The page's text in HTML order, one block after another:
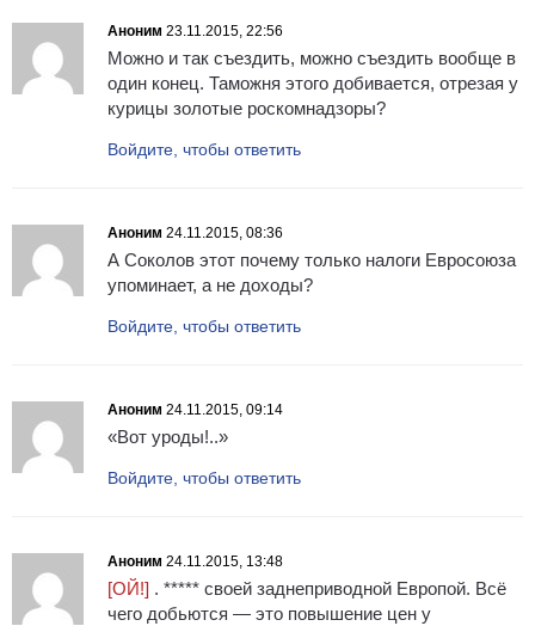
Аноним 23.11.2015, 22:56
Можно и так съездить, можно съездить вообще в
один конец. Таможня этого добивается, отрезая у
курицы золотые роскомнадзоры?
Войдите, чтобы ответить
Аноним 24.11.2015, 08:36
А Соколов этот почему только налоги Евросоюза
упоминает, а не доходы?
Войдите, чтобы ответить
Аноним 24.11.2015, 09:14
«Вот уроды!..»
Войдите, чтобы ответить
Аноним 24.11.2015, 13:48
[ОЙ!] . ***** своей заднеприводной Европой. Всё
чего добьются — это повышение цен у